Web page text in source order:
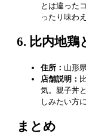
とは違った
ったり味わ
6. 比内地鶏
住所： 山形
店舗説明：
気。親子丼
しみたい方
まとめ